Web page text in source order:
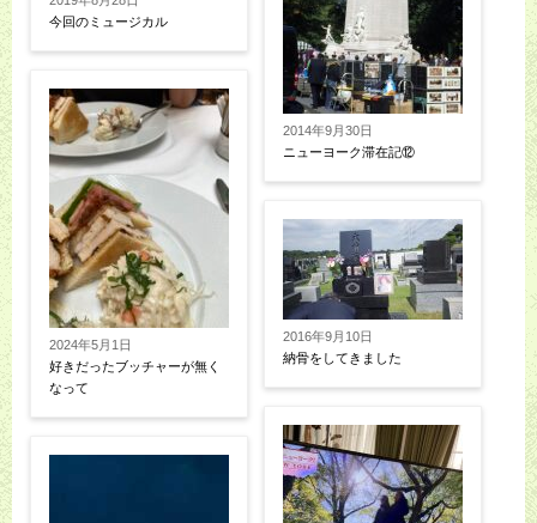
今回のミュージカル
2024年5月1日
好きだったブッチャーが無く
なって
2014年9月30日
ニューヨーク滞在記⑫
2016年9月10日
納骨をしてきました